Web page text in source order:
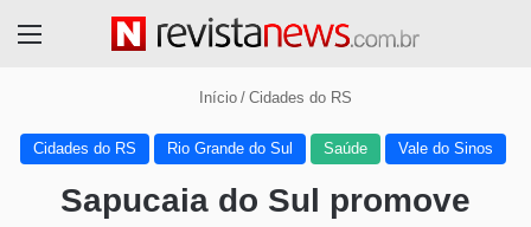
Início / Cidades do RS
Cidades do RS Rio Grande do Sul Saúde Vale do Sinos
Sapucaia do Sul promove